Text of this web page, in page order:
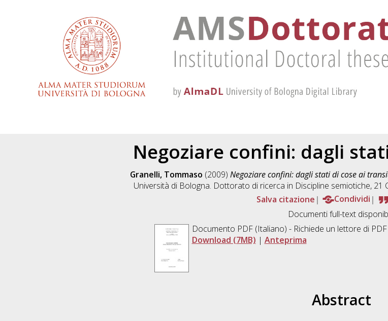
Negoziare confini: dagli
Granelli, Tommaso (2009) Negoziare confini: dagli stati di cose ai
Università di Bologna. Dottorato di ricerca in Discipline semiotiche, 21
Salva citazione
Condividi
Documenti full-text
Documento PDF(Italiano) - Richiede un lettore di
Download (7MB) | Anteprima
Abstract